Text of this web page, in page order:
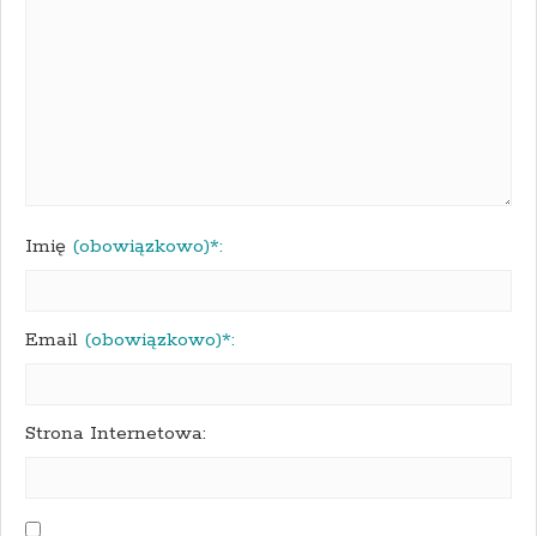
Imię (obowiązkowo)*:
Email (obowiązkowo)*:
Strona Internetowa: